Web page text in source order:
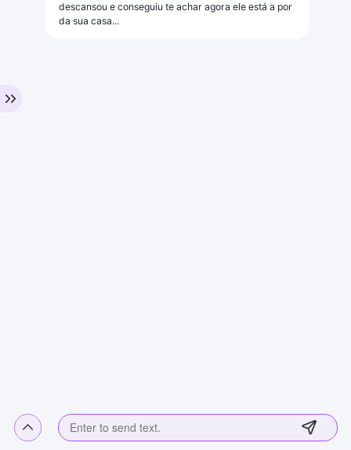
descansou e conseguiu te achar agora ele está a por
da sua casa...